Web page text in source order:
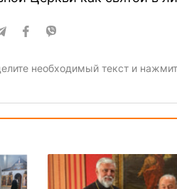
необходимый текст и